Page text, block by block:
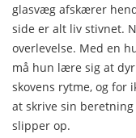
glasvæg afskærer
side er alt liv stivnet.
overlevelse. Med en
må hun lære sig at
skovens rytme, og for
at skrive sin
slipper op.